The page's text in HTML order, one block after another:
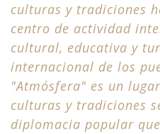
culturas y tradiciones
centro de actividad
cultural, educativa y
internacional de los
"Atmósfera" es un
culturas y tradiciones
diplomacia popular